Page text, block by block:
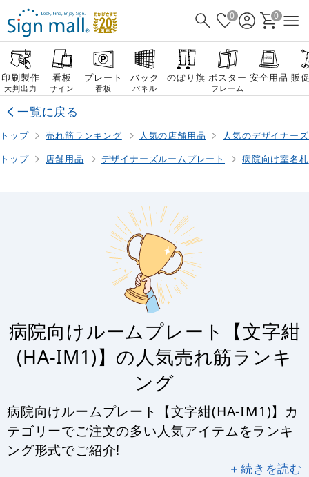
0 0
印刷製作
大判出力
看板
サイン
プレート
看板
バック
パネル
のぼり旗 ポスター
フレーム
安全用品 販
一覧に戻る
トップ 売れ筋ランキング 人気の店舗用品
人気のデザイナー
トップ
店舗用品 デザイナーズルームプレート 病院向け室名札
病院向けルームプレート【文字紺
(HA-IM1)】の人気売れ筋ランキ
ング
病院向けルームプレート【文字紺(HA-IM1)】カ
テゴリーでご注文の多い人気アイテムをランキ
ング形式でご紹介!
＋続きを読む